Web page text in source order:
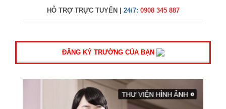
HỖ TRỢ TRỰC TUYẾN | 24/7: 0908 345 887
ĐĂNG KÝ TRƯỜNG CỦA BẠN